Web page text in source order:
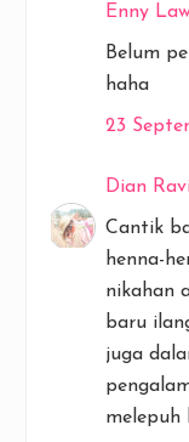
Enny
Belum
haha
23
Dian
Cantik
henna-
nikahan
baru
juga
melepuh